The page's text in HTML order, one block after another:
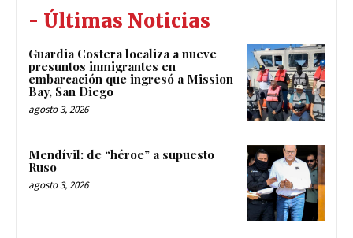
- Últimas Noticias
Guardia Costera localiza a nueve
presuntos inmigrantes en
embarcación que ingresó a Mission
Bay, San Diego
agosto 3, 2026
Mendívil: de “héroe” a supuesto
Ruso
agosto 3, 2026